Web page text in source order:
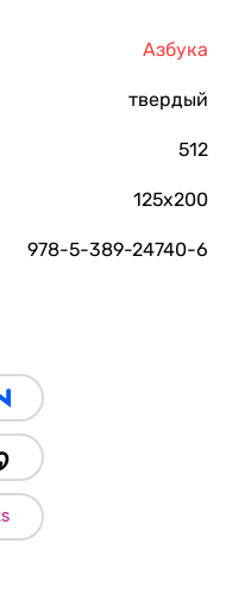
Азбука
твердый
512
125х200
978-5-389-24740-6